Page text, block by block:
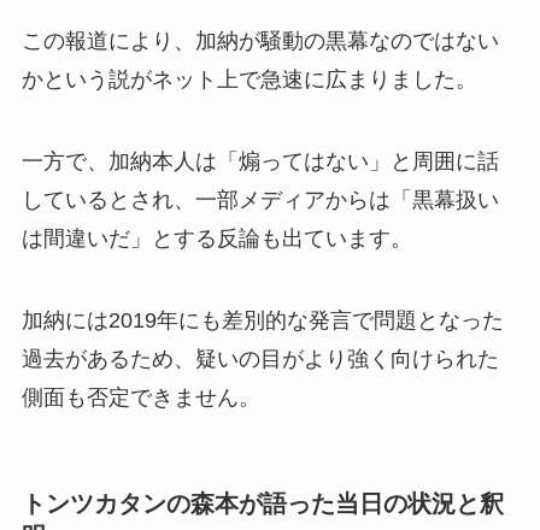
この報道により、加納が騒動の黒幕なのではない
かという説がネット上で急速に広まりました。
一方で、加納本人は「煽ってはない」と周囲に話
しているとされ、一部メディアからは「黒幕扱い
は間違いだ」とする反論も出ています。
加納には2019年にも差別的な発言で問題となった
過去があるため、疑いの目がより強く向けられた
側面も否定できません。
トンツカタンの森本が語った当日の状況と釈